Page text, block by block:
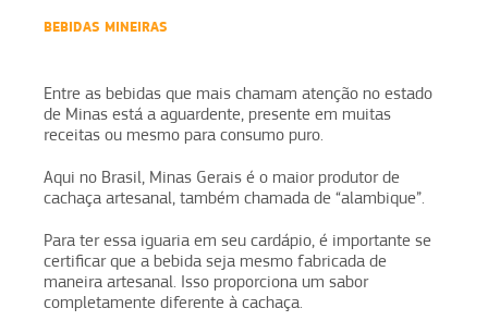
BEBIDAS MINEIRAS
Entre as bebidas que mais chamam atenção no estado
de Minas está a aguardente, presente em muitas
receitas ou mesmo para consumo puro.
Aqui no Brasil, Minas Gerais é o maior produtor de
cachaça artesanal, também chamada de “alambique”.
Para ter essa iguaria em seu cardápio, é importante se
certificar que a bebida seja mesmo fabricada de
maneira artesanal. Isso proporciona um sabor
completamente diferente à cachaça.